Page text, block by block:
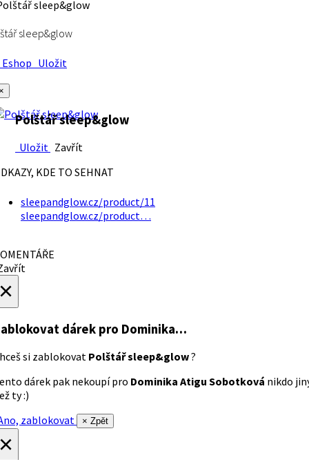
sleep&glow
Uložit
Polštář sleep&glow
Uložit Zavřít
KDE TO SEHNAT
sleepandglow.cz/product/11
sleepandglow.cz/product…
dárek pro Dominika…
si zablokovat Polštář sleep&glow?
dárek pak nekoupí pro Dominika Atigu Sobotková nikdo
ty :)
zablokovat
× Zpět